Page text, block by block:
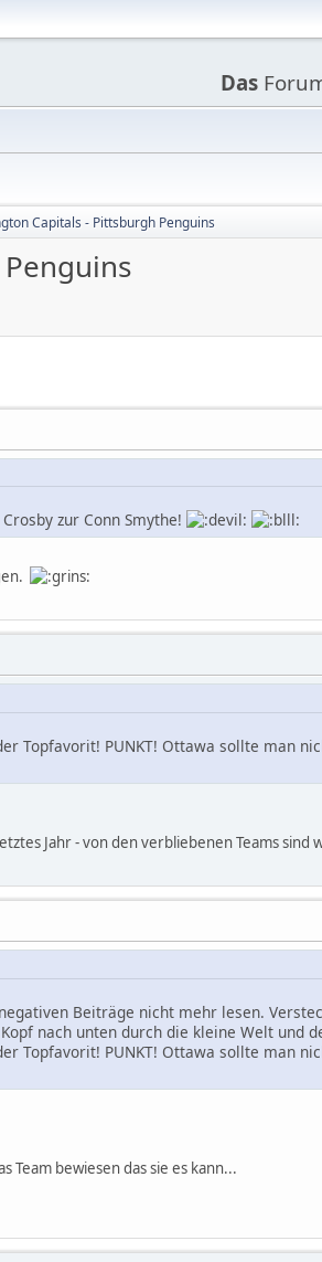
Das
Capitals - Pittsburgh Penguins
zur Conn Smythe!
Topfavorit! PUNKT! Ottawa sollte man
Jahr - von den verbliebenen Teams sind
Beiträge nicht mehr lesen.
nach unten durch die kleine Welt und
Topfavorit! PUNKT! Ottawa sollte man
Team bewiesen das sie es kann...